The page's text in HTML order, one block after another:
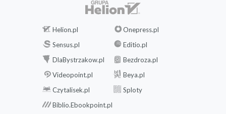
Helion.pl
Onepress.pl
Sensus.pl
Editio.pl
DlaBystrzakow.pl
Bezdroza.pl
Videopoint.pl
Beya.pl
Czytalisek.pl
Sploty
Biblio.Ebookpoint.pl